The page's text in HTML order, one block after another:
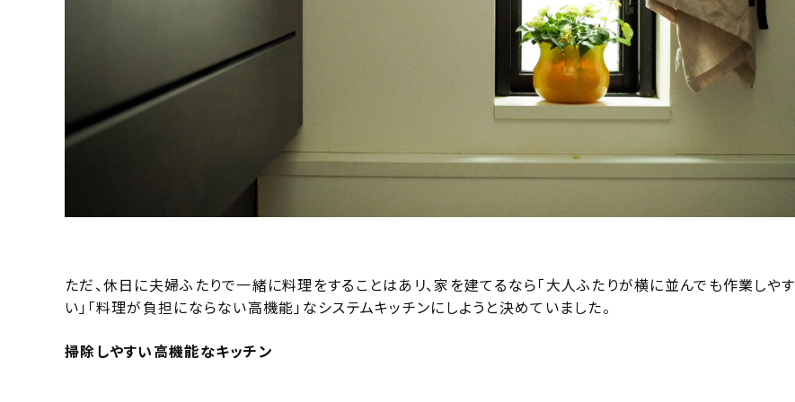
ただ、休日に夫婦ふたりで一緒に料理をすることはあリ、家を建てるなら「大人ふたりが横に並んでも作業しやす
い」「料理が負担にならない高機能」なシステムキッチンにしようと決めていました。
掃除しやすい高機能なキッチン